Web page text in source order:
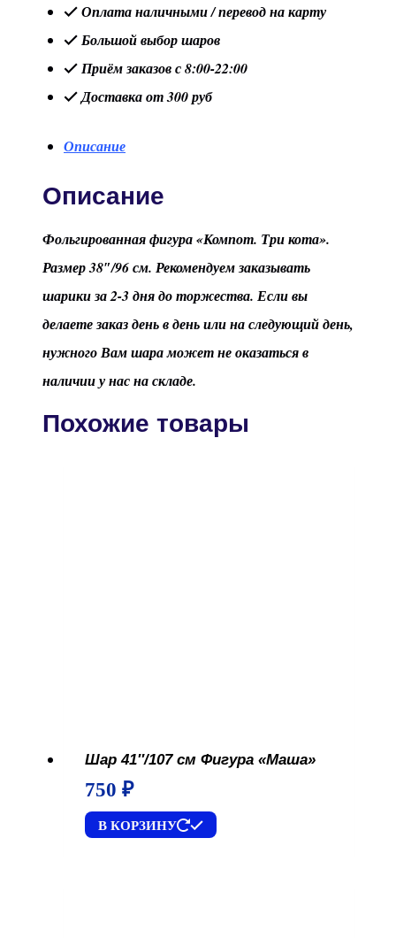
"Компот.
Три
кота"
Оплата наличными / перевод на карту
Большой выбор шаров
Приём заказов с 8:00-22:00
Доставка от 300 руб
Описание
Описание
Фольгированная фигура «Компот. Три кота».
Размер 38″/96 см. Рекомендуем заказывать
шарики за 2-3 дня до торжества. Если вы
делаете заказ день в день или на следующий день,
нужного Вам шара может не оказаться в
наличии у нас на складе.
Похожие товары
Шар 41″/107 см Фигура «Маша»
750 ₽
В КОРЗИНУ